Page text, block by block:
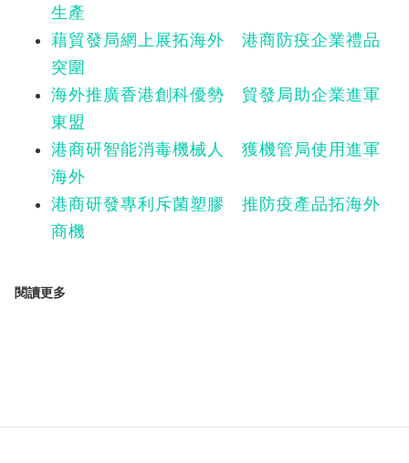
生產
藉貿發局網上展拓海外 港商防疫企業禮品
突圍
海外推廣香港創科優勢 貿發局助企業進軍
東盟
港商研智能消毒機械人 獲機管局使用進軍
海外
港商研發專利斥菌塑膠 推防疫產品拓海外
商機
閱讀更多